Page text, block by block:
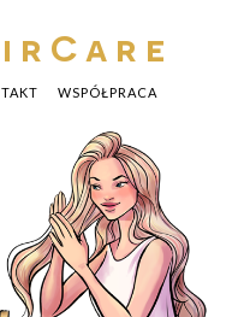
WSPÓŁPRACA